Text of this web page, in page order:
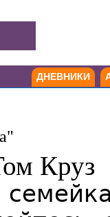
ДНЕВНИКИ
Круз